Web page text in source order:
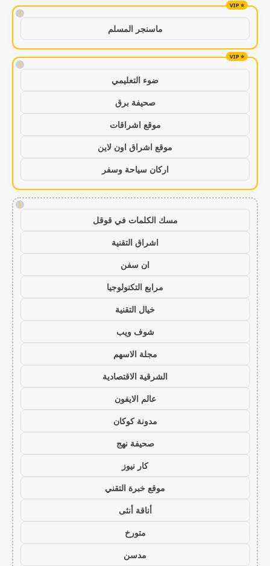
!
ماسنجر المسلم
!
ضوء التعليمي
صحيفة برق
موقع اشراقات
موقع اشراق اون لاين
اركان سياحة وسفر
!
مسك الكلمات في قوقل
اشراق التقنية
ان سفن
مرابع التكنولوجيا
خيال التقنية
شوف ويب
مجلة الاسهم
الشرقية الاقتصادية
عالم الايفون
مدونة كوكان
صحيفة نهج
كار نيوز
موقع خبرة التقني
أناقة أنثى
متورخ
مدسن